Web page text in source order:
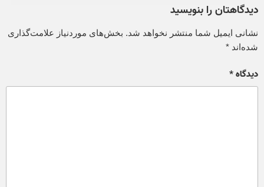
دیدگاهتان را بنویسید
نشانی ایمیل شما منتشر نخواهد شد. بخش‌های موردنیاز علامت‌گذاری
شده‌اند*
دیدگاه*